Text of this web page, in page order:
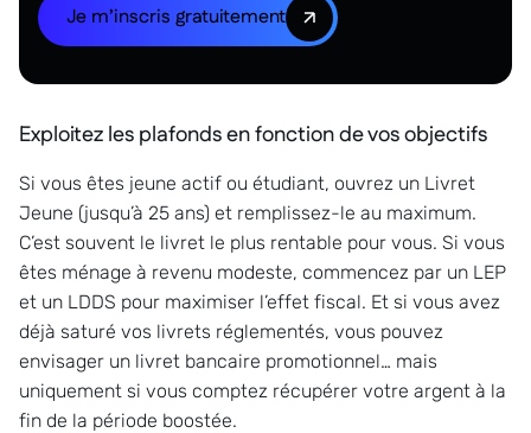
Je m’inscris gratuitement
Exploitez les plafonds en fonction de vos objectifs
Si vous êtes jeune actif ou étudiant, ouvrez un Livret
Jeune (jusqu’à 25 ans) et remplissez-le au maximum.
C’est souvent le livret le plus rentable pour vous. Si vous
êtes ménage à revenu modeste, commencez par un LEP
et un LDDS pour maximiser l’effet fiscal. Et si vous avez
déjà saturé vos livrets réglementés, vous pouvez
envisager un livret bancaire promotionnel… mais
uniquement si vous comptez récupérer votre argent à la
fin de la période boostée.